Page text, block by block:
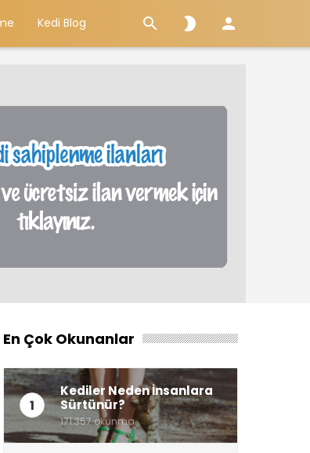
Kedi Blog   
En Çok Okunanlar
1
Kediler Neden İnsanlara
Sürtünür?
171.357 okunma